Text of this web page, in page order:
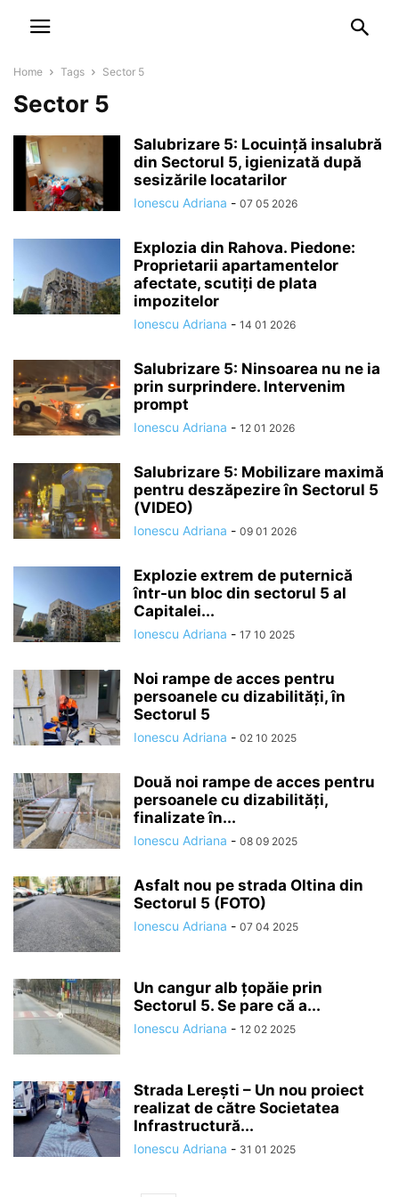
Home Tags Sector 5
Sector 5
Salubrizare 5: Locuință insalubră
din Sectorul 5, igienizată după
sesizările locatarilor
Ionescu Adriana - 07 05 2026
Explozia din Rahova. Piedone:
Proprietarii apartamentelor
afectate, scutiți de plata
impozitelor
Ionescu Adriana - 14 01 2026
Salubrizare 5: Ninsoarea nu ne ia
prin surprindere. Intervenim
prompt
Ionescu Adriana - 12 01 2026
Salubrizare 5: Mobilizare maximă
pentru deszăpezire în Sectorul 5
(VIDEO)
Ionescu Adriana - 09 01 2026
Explozie extrem de puternică
într-un bloc din sectorul 5 al
Capitalei...
Ionescu Adriana - 17 10 2025
Noi rampe de acces pentru
persoanele cu dizabilități, în
Sectorul 5
Ionescu Adriana - 02 10 2025
Două noi rampe de acces pentru
persoanele cu dizabilități,
finalizate în...
Ionescu Adriana - 08 09 2025
Asfalt nou pe strada Oltina din
Sectorul 5 (FOTO)
Ionescu Adriana - 07 04 2025
Un cangur alb țopăie prin
Sectorul 5. Se pare că a...
Ionescu Adriana - 12 02 2025
Strada Lerești – Un nou proiect
realizat de către Societatea
Infrastructură...
Ionescu Adriana - 31 01 2025